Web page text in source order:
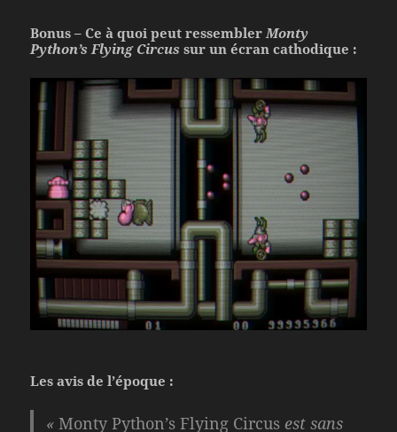
Bonus – Ce à quoi peut ressemblerMonty
Python’s Flying Circus sur un écran cathodique :
Les avis de l’époque :
«Monty Python’s Flying Circus est sans